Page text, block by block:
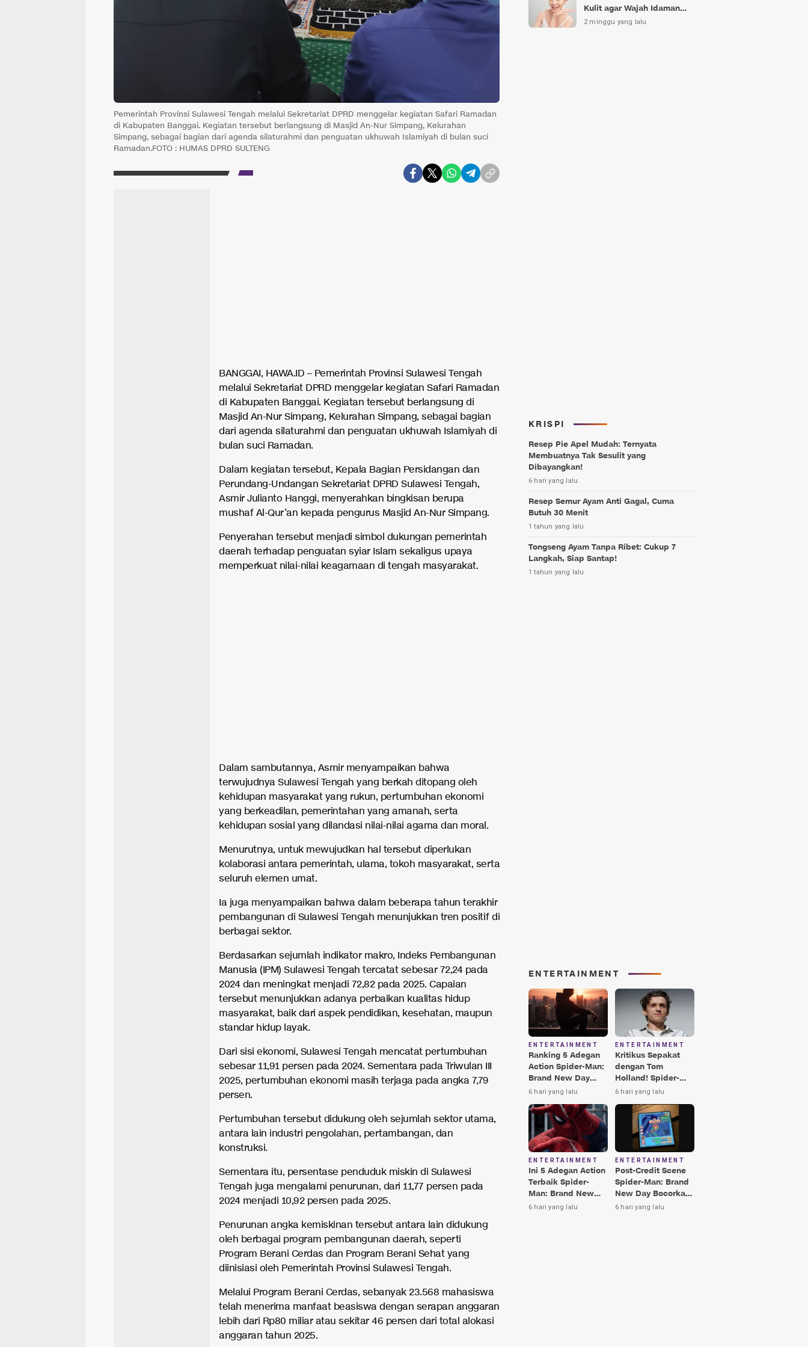
Pemerintah Provinsi Sulawesi Tengah melalui Sekretariat DPRD menggelar kegiatan Safari Ramadan
di Kabupaten Banggai. Kegiatan tersebut berlangsung di Masjid An-Nur Simpang, Kelurahan
Simpang, sebagai bagian dari agenda silaturahmi dan penguatan ukhuwah Islamiyah di bulan suci
Ramadan.FOTO : HUMAS DPRD SULTENG
BANGGAI, HAWA.ID – Pemerintah Provinsi Sulawesi Tengah
melalui Sekretariat DPRD menggelar kegiatan Safari Ramadan
di Kabupaten Banggai. Kegiatan tersebut berlangsung di
Masjid An-Nur Simpang, Kelurahan Simpang, sebagai bagian
dari agenda silaturahmi dan penguatan ukhuwah Islamiyah di
bulan suci Ramadan.
Dalam kegiatan tersebut, Kepala Bagian Persidangan dan
Perundang-Undangan Sekretariat DPRD Sulawesi Tengah,
Asmir Julianto Hanggi, menyerahkan bingkisan berupa
mushaf Al-Qur’an kepada pengurus Masjid An-Nur Simpang.
Penyerahan tersebut menjadi simbol dukungan pemerintah
daerah terhadap penguatan syiar Islam sekaligus upaya
memperkuat nilai-nilai keagamaan di tengah masyarakat.
Dalam sambutannya, Asmir menyampaikan bahwa
terwujudnya Sulawesi Tengah yang berkah ditopang oleh
kehidupan masyarakat yang rukun, pertumbuhan ekonomi
yang berkeadilan, pemerintahan yang amanah, serta
kehidupan sosial yang dilandasi nilai-nilai agama dan moral.
Menurutnya, untuk mewujudkan hal tersebut diperlukan
kolaborasi antara pemerintah, ulama, tokoh masyarakat, serta
seluruh elemen umat.
Ia juga menyampaikan bahwa dalam beberapa tahun terakhir
pembangunan di Sulawesi Tengah menunjukkan tren positif di
berbagai sektor.
Berdasarkan sejumlah indikator makro, Indeks Pembangunan
Manusia (IPM) Sulawesi Tengah tercatat sebesar 72,24 pada
2024 dan meningkat menjadi 72,82 pada 2025. Capaian
tersebut menunjukkan adanya perbaikan kualitas hidup
masyarakat, baik dari aspek pendidikan, kesehatan, maupun
standar hidup layak.
Dari sisi ekonomi, Sulawesi Tengah mencatat pertumbuhan
sebesar 11,91 persen pada 2024. Sementara pada Triwulan III
2025, pertumbuhan ekonomi masih terjaga pada angka 7,79
persen.
Pertumbuhan tersebut didukung oleh sejumlah sektor utama,
antara lain industri pengolahan, pertambangan, dan
konstruksi.
Sementara itu, persentase penduduk miskin di Sulawesi
Tengah juga mengalami penurunan, dari 11,77 persen pada
2024 menjadi 10,92 persen pada 2025.
Penurunan angka kemiskinan tersebut antara lain didukung
oleh berbagai program pembangunan daerah, seperti
Program Berani Cerdas dan Program Berani Sehat yang
diinisiasi oleh Pemerintah Provinsi Sulawesi Tengah.
Melalui Program Berani Cerdas, sebanyak 23.568 mahasiswa
telah menerima manfaat beasiswa dengan serapan anggaran
lebih dari Rp80 miliar atau sekitar 46 persen dari total alokasi
anggaran tahun 2025.
Kulit agar Wajah Idaman
Bukan Sekadar Mimpi
2 minggu yang lalu
KRISPI
Resep Pie Apel Mudah: Ternyata
Membuatnya Tak Sesulit yang
Dibayangkan!
6 hari yang lalu
Resep Semur Ayam Anti Gagal, Cuma
Butuh 30 Menit
1 tahun yang lalu
Tongseng Ayam Tanpa Ribet: Cukup 7
Langkah, Siap Santap!
1 tahun yang lalu
ENTERTAINMENT
ENTERTAINMENT
Ranking 5 Adegan
Action Spider-Man:
Brand New Day
Terbaik, Nomor 3
6 hari yang lalu
ENTERTAINMENT
Kritikus Sepakat
dengan Tom
Holland! Spider-
Man: Brand New
Terbaik Era MCU
6 hari yang lalu
ENTERTAINMENT
Ini 5 Adegan Action
Terbaik Spider-
Man: Brand New
Day, Ada Hulk vs
6 hari yang lalu
ENTERTAINMENT
Post-Credit Scene
Spider-Man: Brand
New Day Bocorkan
Lokasi Peter di Luar
6 hari yang lalu